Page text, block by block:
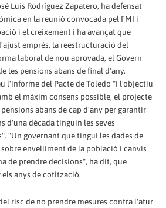
Luis Rodríguez Zapatero, ha defensat
en la reunió convocada pel FMI i
i el creixement i ha avançat que
emprès, la reestructuració del
laboral de nou aprovada, el Govern
les pensions abans de final d'any.
l'informe del Pacte de Toledo "i l'objectiu
el màxim consens possible, el projecte
abans de cap d'any per garantir
d'una dècada tinguin les seves
"Un governant que tingui les dades de
envelliment de la població i canvis
de prendre decisions", ha dit, que
els anys de cotització.
risc de no prendre mesures contra l'atur